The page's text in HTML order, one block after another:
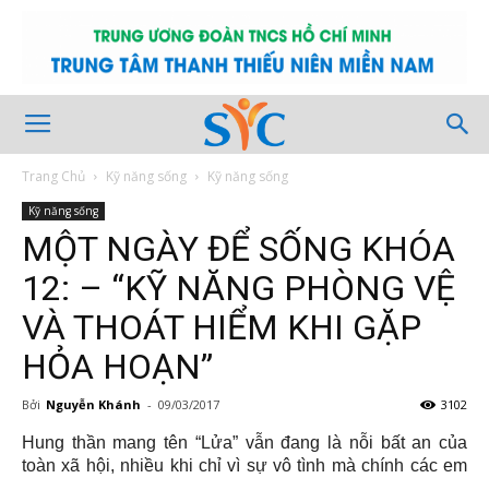
Trang Chủ Kỹ năng sống Kỹ năng sống
Kỹ năng sống
MỘT NGÀY ĐỂ SỐNG KHÓA
12: – “KỸ NĂNG PHÒNG VỆ
VÀ THOÁT HIỂM KHI GẶP
HỎA HOẠN”
Bởi Nguyễn Khánh - 09/03/2017 3102
Hung thần mang tên “Lửa” vẫn đang là nỗi bất an của
toàn xã hội, nhiều khi chỉ vì sự vô tình mà chính các em